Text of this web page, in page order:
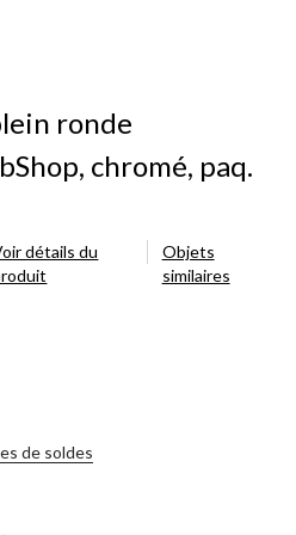
ronde
chromé, paq.
détails du
Objets
similaires
de soldes